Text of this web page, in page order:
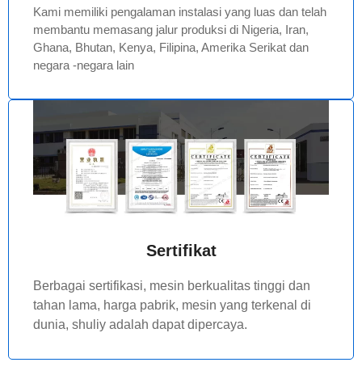
Kami memiliki pengalaman instalasi yang luas dan telah
membantu memasang jalur produksi di Nigeria, Iran,
Ghana, Bhutan, Kenya, Filipina, Amerika Serikat dan
negara -negara lain
Sertifikat
Berbagai sertifikasi, mesin berkualitas tinggi dan
tahan lama, harga pabrik, mesin yang terkenal di
dunia, shuliy adalah dapat dipercaya.